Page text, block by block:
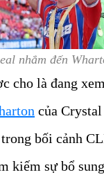
nhắm đến
cho là đang
của
bối cảnh
kiếm sự bổ